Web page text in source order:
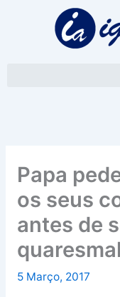
Papa
os seus
antes de
quaresmal
5 Março, 2017